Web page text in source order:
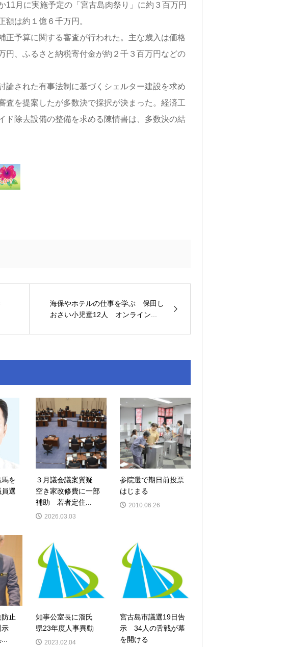
11月に実施予定の「宮古島肉祭り」に約３百万円
額は約１億６千万円。
予算に関する審査が行われた。主な歳入は価格
円、ふるさと納税寄付金が約２千３百万円などの
された有事法制に基づくシェルター建設を求め
査を提案したが多数決で採択が決まった。経済工
ド除去設備の整備を求める陳情書は、多数決の結
海保やホテルの仕事を学ぶ 保田し
おさい小児童12人 オンライン...
を
選
３月議会議案質疑
空き家改修費に一部
補助 若者定住...
2026.03.03
参院選で期日前投票
はじまる
2010.06.26
止
示
知事公室長に溜氏
県23年度人事異動
2023.02.04
宮古島市議選19日告
示 34人の舌戦が幕
を開ける